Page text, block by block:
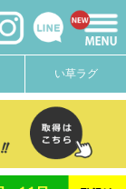
い草ラグ